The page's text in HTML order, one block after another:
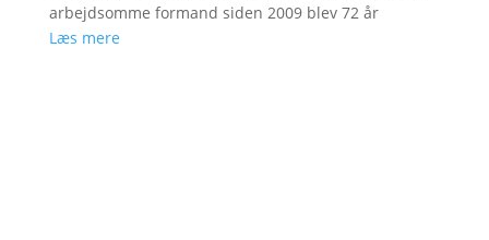
arbejdsomme formand siden 2009 blev 72 år
Læs mere